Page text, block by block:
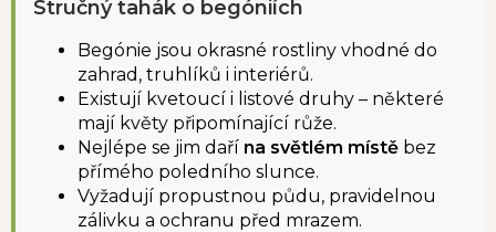
Stručný tahák o begóniích
Begónie jsou okrasné rostliny vhodné do
zahrad, truhlíků i interiérů.
Existují kvetoucí i listové druhy – některé
mají květy připomínající růže.
Nejlépe se jim daří na světlém místě bez
přímého poledního slunce.
Vyžadují propustnou půdu, pravidelnou
zálivku a ochranu před mrazem.